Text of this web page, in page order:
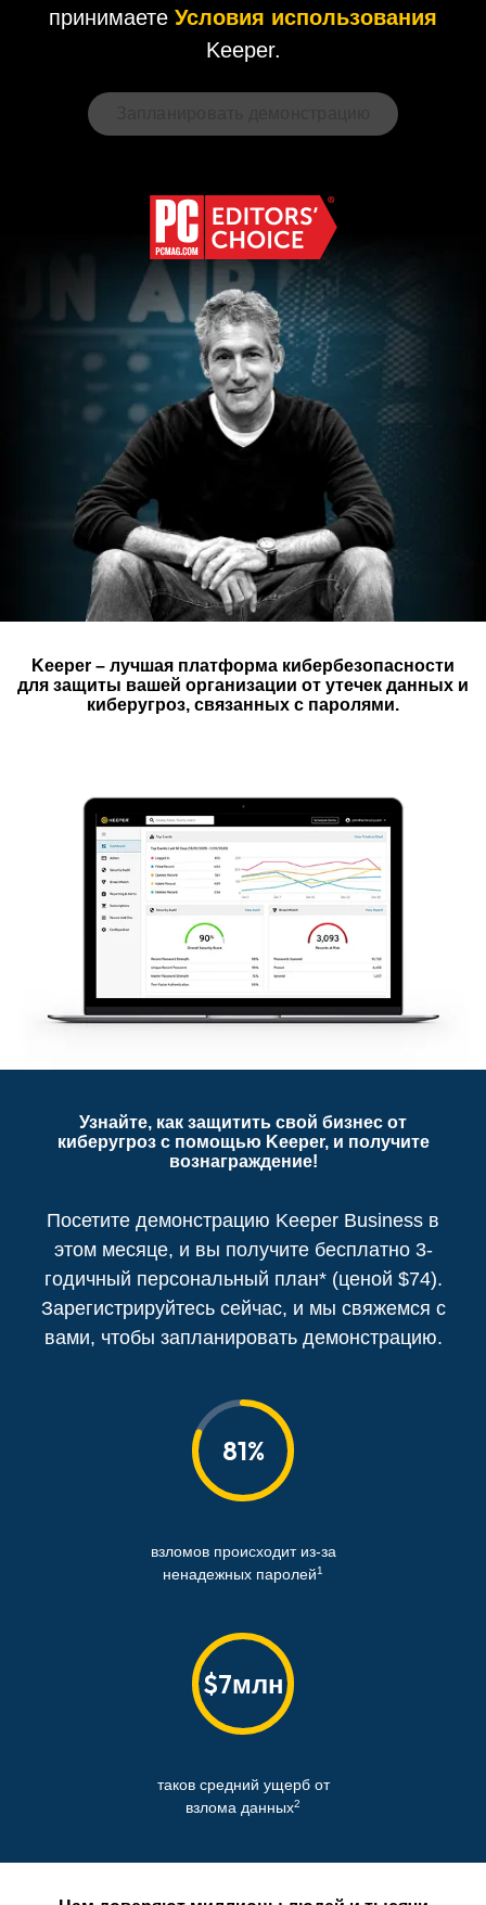
принимаете Условия использования
Keeper.
Keeper – лучшая платформа кибербезопасности
для защиты вашей организации от утечек данных и
киберугроз, связанных с паролями.
Узнайте, как защитить свой бизнес от
киберугроз с помощью Keeper, и получите
вознаграждение!
Посетите демонстрацию Keeper Business в
этом месяце, и вы получите бесплатно 3-
годичный персональный план* (ценой $74).
Зарегистрируйтесь сейчас, и мы свяжемся с
вами, чтобы запланировать демонстрацию.
81%
взломов происходит из-за
ненадежных паролей1
$7млн
таков средний ущерб от
взлома данных2